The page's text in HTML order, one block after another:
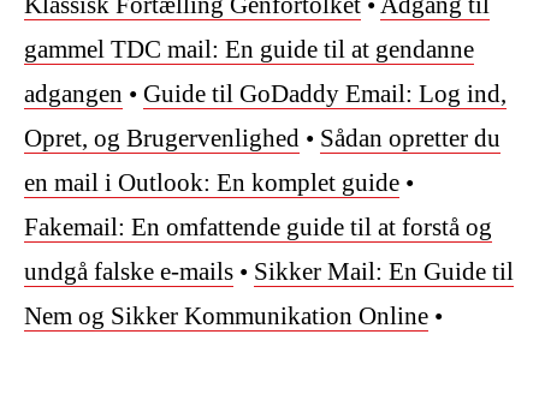
gammel TDC mail: En guide til at gendanne
adgangen • Guide til GoDaddy Email: Log ind,
Opret, og Brugervenlighed • Sådan opretter du
en mail i Outlook: En komplet guide •
Fakemail: En omfattende guide til at forstå og
undgå falske e-mails • Sikker Mail: En Guide til
Nem og Sikker Kommunikation Online •